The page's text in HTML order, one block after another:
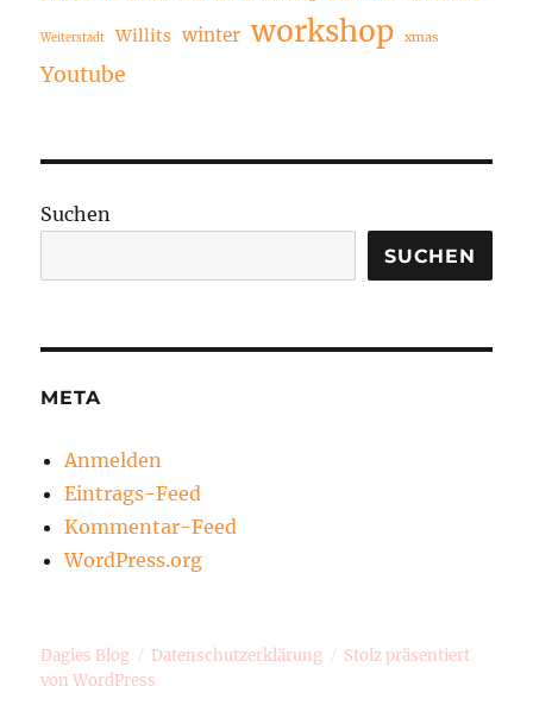
Weiterstadt Willits winter workshop xmas
Youtube
Suchen
SUCHEN
META
Anmelden
Eintrags-Feed
Kommentar-Feed
WordPress.org
Dagies Blog Datenschutzerklärung
Stolz präsentiert
von WordPress